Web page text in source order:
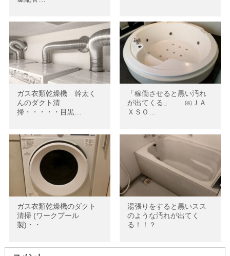
ガス衣類乾燥機 幹太く
んのダクト清
掃・・・・・目黒…
「稼働させると黒い汚れ
が出てくる」 ㈱ＪＡ
ＸＳＯ…
ガス衣類乾燥機のダクト
清掃 (ワークプール
製)・・…
湯張りをすると黒いスス
のような汚れが出てく
る！！？…